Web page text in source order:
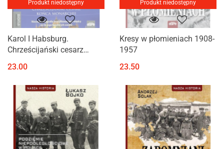
Produkt niedostępny
Karol I Habsburg.
Chrześcijański cesarz
23.00
Produkt niedostępny
Kresy w płomieniach 1908-
1957
23.50